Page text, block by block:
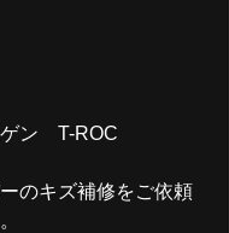
ン　T-ROC
のキズ補修をご依頼